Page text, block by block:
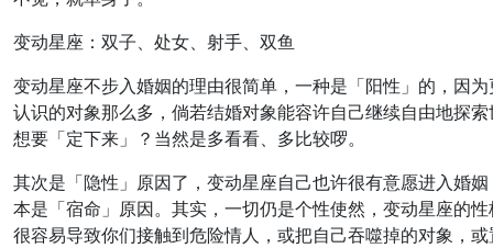
变动星座：双子、处女、射手、双鱼
变动星座不步入婚姻的理由很简单，一种是「阳性」的，因
认识的对象那么多，倘若结婚对象能容许自己继续自由地探
想要「定下来」？当然是多看看、多比较啰。
其次是「隐性」原因了，变动星座自己也许很有意愿进入婚
本是「宿命」原因。其实，一切仍是个性使然，变动星座的
很容易导致你们接触到危险情人，或把自己吞噬掉的对象，